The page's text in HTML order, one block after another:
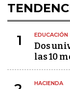
1 EDUCACIÓN
Dos
las 10
HACIENDA